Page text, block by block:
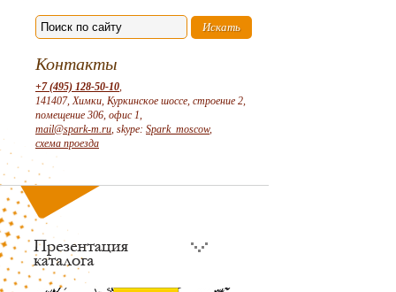
Контакты
+7 (495) 128-50-10,
141407, Химки, Куркинское шоссе, строение 2,
помещение 306, офис 1,
mail@spark-m.ru, skype: Spark_moscow,
схема проезда